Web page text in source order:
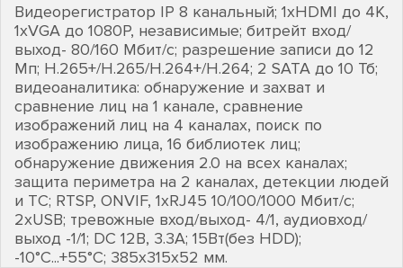
Видеорегистратор IP 8 канальный; 1хHDMI до 4K,
1хVGA до 1080Р, независимые; битрейт вход/
выход- 80/160 Мбит/с; разрешение записи до 12
Мп; H.265+/H.265/H.264+/H.264; 2 SATA до 10 Тб;
видеоаналитика: обнаружение и захват и
сравнение лиц на 1 канале, сравнение
изображений лиц на 4 каналах, поиск по
изображению лица, 16 библиотек лиц;
обнаружение движения 2.0 на всех каналах;
защита периметра на 2 каналах, детекции людей
и ТС; RTSP, ONVIF, 1хRJ45 10/100/1000 Мбит/с;
2хUSB; тревожные вход/выход- 4/1, аудиовход/
выход -1/1; DC 12В, 3.3А; 15Вт(без HDD);
-10°C...+55°C; 385х315х52 мм.